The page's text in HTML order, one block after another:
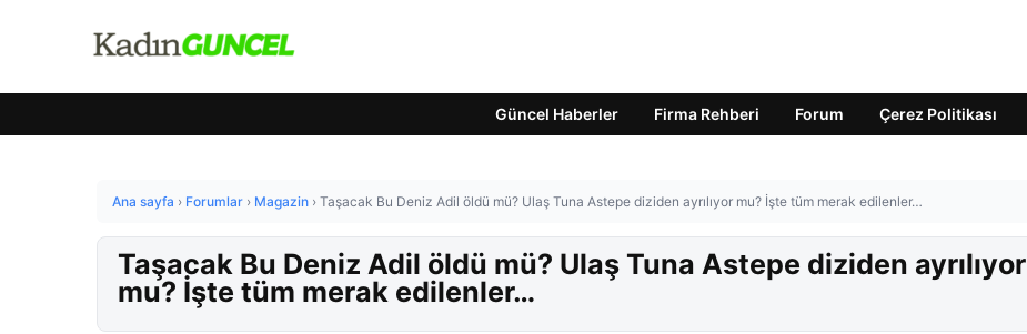
Güncel Haberler Firma Rehberi Forum Çerez Politikası
Ana sayfa › Forumlar › Magazin › Taşacak Bu Deniz Adil öldü mü? Ulaş Tuna Astepe diziden ayrılıyor mu? İşte tüm merak edilenler…
Taşacak Bu Deniz Adil öldü mü? Ulaş Tuna Astepe diziden ayrılıyor
mu? İşte tüm merak edilenler…